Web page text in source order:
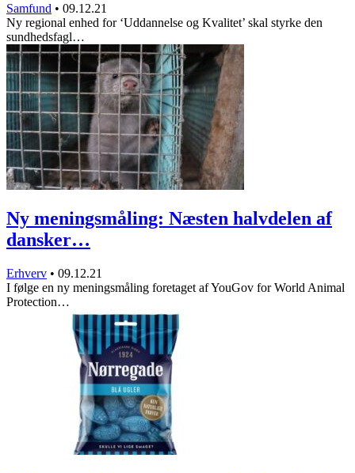
Samfund • 09.12.21
Ny regional enhed for ‘Uddannelse og Kvalitet’ skal styrke den
sundhedsfagl…
Ny meningsmåling: Næsten halvdelen af
dansker…
Erhverv • 09.12.21
I følge en ny meningsmåling foretaget af YouGov for World Animal
Protection…